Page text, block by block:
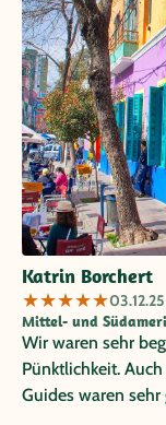
Katrin Borchert
★★★★★03.12.25
Mittel- und
Wir waren sehr
Pünktlichkeit.
Guides waren sehr